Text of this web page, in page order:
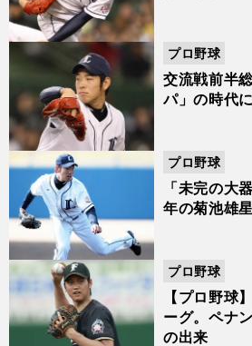
交流戦前半
パ」の時代
プロ野球
「未完の大
年の菊池雄
プロ野球
【プロ野球
ーグ。ペナ
の出来
プロ野球